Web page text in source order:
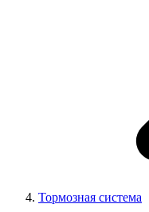
Тормозная система